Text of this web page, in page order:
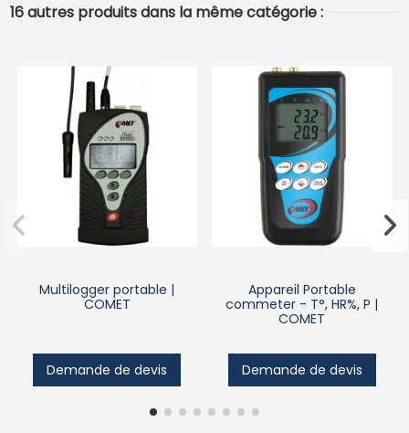
16 autres produits dans la même catégorie :
Multilogger portable |
COMET
Demande de devis
Appareil Portable
commeter - T°, HR%, P |
COMET
Demande de devis